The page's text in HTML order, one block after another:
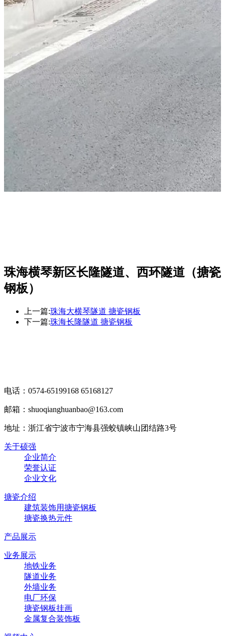
珠海横琴新区长隆隧道、西环隧道（搪瓷
钢板）
上一篇:珠海大横琴隧道 搪瓷钢板
下一篇:珠海长隆隧道 搪瓷钢板
电话：0574-65199168 65168127
邮箱：shuoqianghuanbao@163.com
地址：浙江省宁波市宁海县强蛟镇峡山团结路3号
关于硕强
企业简介
荣誉认证
企业文化
搪瓷介绍
建筑装饰用搪瓷钢板
搪瓷换热元件
产品展示
业务展示
地铁业务
隧道业务
外墙业务
电厂环保
搪瓷钢板挂画
金属复合装饰板